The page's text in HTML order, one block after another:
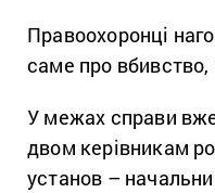
Правоохоронці
саме про вбивство,
У межах справи
двом керівникам
установ –